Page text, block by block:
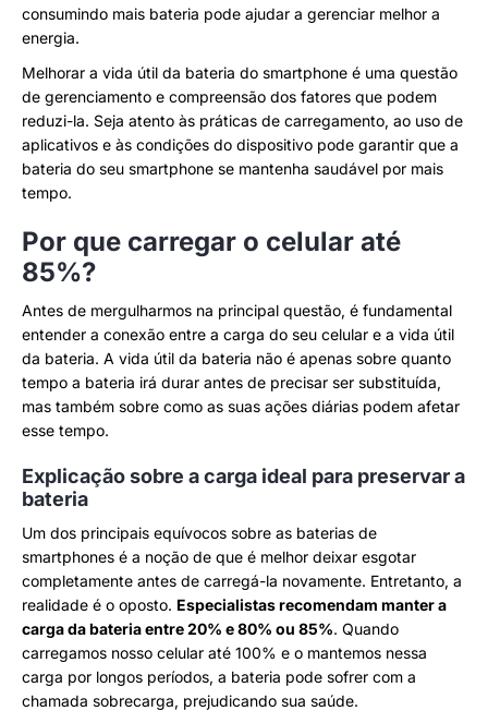
consumindo mais bateria pode ajudar a gerenciar melhor a
energia.
Melhorar a vida útil da bateria do smartphone é uma questão
de gerenciamento e compreensão dos fatores que podem
reduzi-la. Seja atento às práticas de carregamento, ao uso de
aplicativos e às condições do dispositivo pode garantir que a
bateria do seu smartphone se mantenha saudável por mais
tempo.
Por que carregar o celular até
85%?
Antes de mergulharmos na principal questão, é fundamental
entender a conexão entre a carga do seu celular e a vida útil
da bateria. A vida útil da bateria não é apenas sobre quanto
tempo a bateria irá durar antes de precisar ser substituída,
mas também sobre como as suas ações diárias podem afetar
esse tempo.
Explicação sobre a carga ideal para preservar a
bateria
Um dos principais equívocos sobre as baterias de
smartphones é a noção de que é melhor deixar esgotar
completamente antes de carregá-la novamente. Entretanto, a
realidade é o oposto. Especialistas recomendam manter a
carga da bateria entre 20% e 80% ou 85%. Quando
carregamos nosso celular até 100% e o mantemos nessa
carga por longos períodos, a bateria pode sofrer com a
chamada sobrecarga, prejudicando sua saúde.